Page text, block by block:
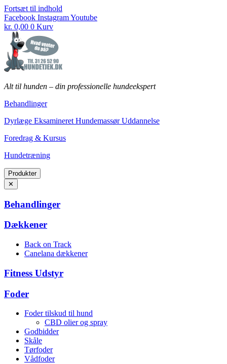
Fortsæt til indhold
Facebook InstagramYoutube
kr. 0,00 0 Kurv
Alt til hunden – din professionelle hundeekspert
Behandlinger
Dyrlæge Eksamineret Hundemassør Uddannelse
Foredrag & Kursus
Hundetræning
Produkter
✕
Behandlinger
Dækkener
Back on Track
Canelana dækkener
Fitness Udstyr
Foder
Foder tilskud til hund
CBD olier og spray
Godbidder
Skåle
Tørfoder
Vådfoder